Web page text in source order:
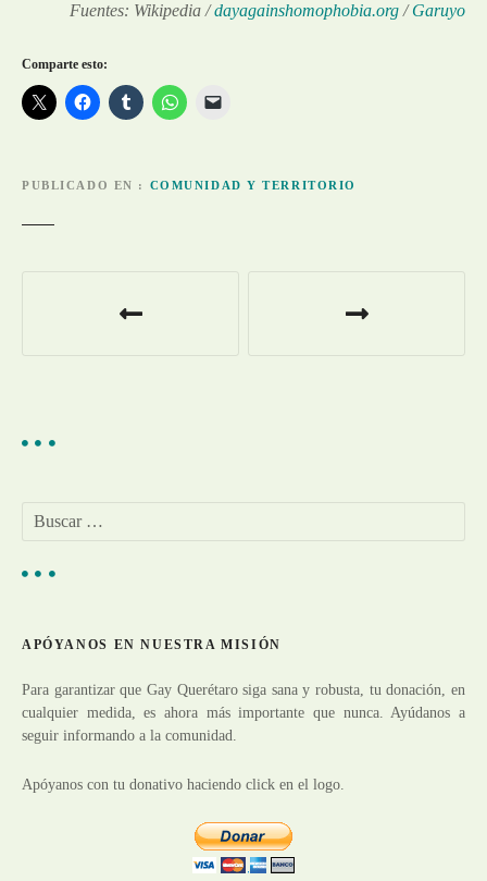
Fuentes: Wikipedia /dayagainshomophobia.org /Garuyo
Comparte esto:
PUBLICADO EN COMUNIDAD Y TERRITORIO
a
ó
n
d
e
c
:APÓYANOS EN NUESTRA MISIÓN
Para garantizar que Gay Querétaro siga sana y robusta, tu donación, en
cualquier medida, es ahora más importante que nunca. Ayúdanos a
seguir informando a la comunidad.
Apóyanos con tu donativo haciendo click en el logo.